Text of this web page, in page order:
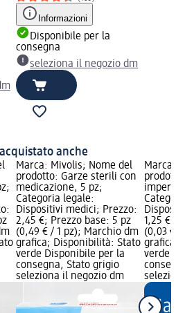
Informazioni
Disponibile per la
consegna
seleziona il negozio dm
anche
Marca: Mivolis; Nome del
prodotto: Garze sterili con
medicazione, 5 pz;
Categoria legale:
Dispositivi medici; Prezzo:
2,45 €; Prezzo base: 5 pz
(0,49 € / 1 pz); Marchio dm
grafica; Disponibilità: Stato
verde Disponibile per la
consegna, Stato grigio
seleziona il negozio dm
Marca:
1,25 €;
(0,03 € /
grafica;
verde